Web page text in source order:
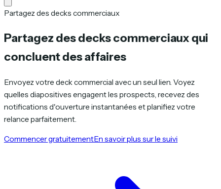
Partagez des decks commerciaux
Partagez des decks commerciaux qui
concluent des affaires
Envoyez votre deck commercial avec un seul lien. Voyez
quelles diapositives engagent les prospects, recevez des
notifications d'ouverture instantanées et planifiez votre
relance parfaitement.
Commencer gratuitementEn savoir plus sur le suivi